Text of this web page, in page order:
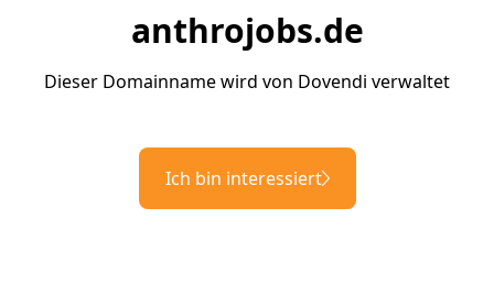
anthrojobs.de
Dieser Domainname wird von Dovendi verwaltet
Ich bin interessiert